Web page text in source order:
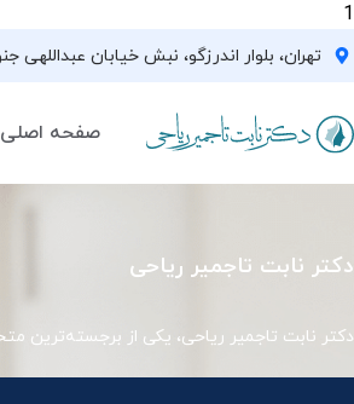
1
تهران، بلوار اندرزگو، نبش خیابان عبداللهی جنوبی، پلاک ۷۰(نیش شیرینی فروشی
صفحه اصلی
دکتر نابت تاجمیر ریاحی
دکتر نابت تاجمیر ریاحی، یکی از